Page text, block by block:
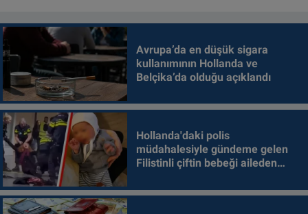
Avrupa’da en düşük sigara
kullanımının Hollanda ve
Belçika’da olduğu açıklandı
Hollanda'daki polis
müdahalesiyle gündeme gelen
Filistinli çiftin bebeği aileden